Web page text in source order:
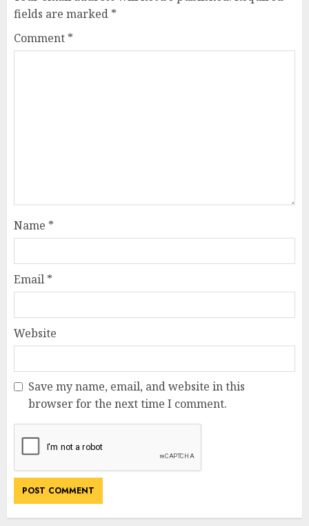
fields are marked *
Comment *
Name *
Email *
Website
Save my name, email, and website in this
browser for the next time I comment.